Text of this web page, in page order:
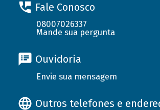
Fale Conosco
08007026337
Mande sua pergunta
Ouvidoria
Envie sua mensagem
Outros telefones e